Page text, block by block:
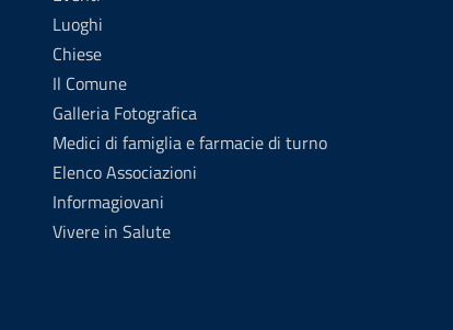
Luoghi
Chiese
Il Comune
Galleria Fotografica
Medici di famiglia e farmacie di turno
Elenco Associazioni
Informagiovani
Vivere in Salute